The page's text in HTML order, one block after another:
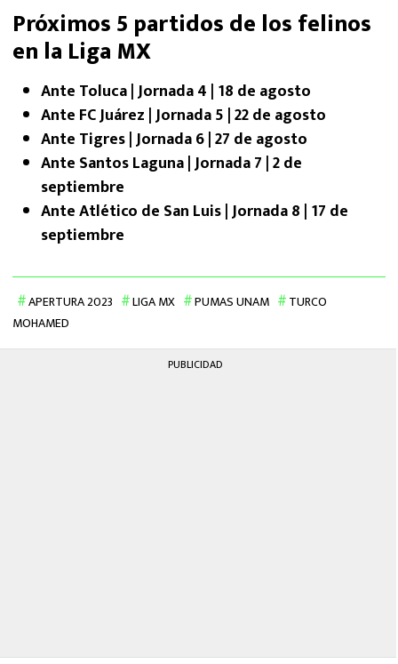
Próximos 5 partidos de los felinos
en la Liga MX
Ante Toluca | Jornada 4 | 18 de agosto
Ante FC Juárez | Jornada 5 | 22 de agosto
Ante Tigres | Jornada 6 | 27 de agosto
Ante Santos Laguna | Jornada 7 | 2 de
septiembre
Ante Atlético de San Luis | Jornada 8 | 17 de
septiembre
APERTURA 2023 LIGA MX PUMAS UNAM
TURCO
MOHAMED
PUBLICIDAD